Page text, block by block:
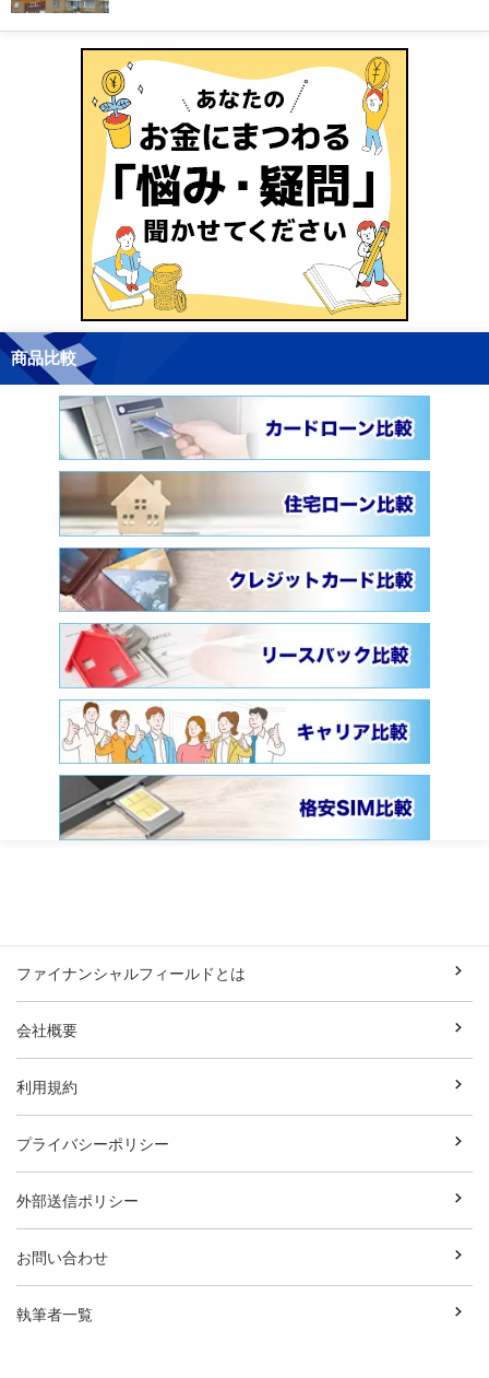
商品比較
ファイナンシャルフィールドとは
会社概要
利用規約
プライバシーポリシー
外部送信ポリシー
お問い合わせ
執筆者一覧